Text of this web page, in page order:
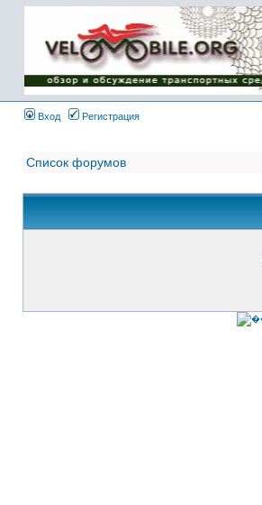
Имя пользователя:
Пароль:
{ LOG_ME_IN_SHORT
}
Вход
Регистрация
Список форумов